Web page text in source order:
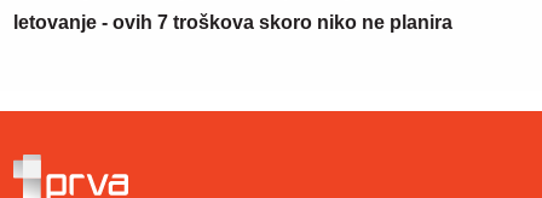
letovanje - ovih 7 troškova skoro niko ne planira